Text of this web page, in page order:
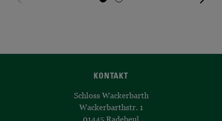
KONTAKT
Schloss Wackerbarth
Wackerbarthstr. 1
01445 Radebeul